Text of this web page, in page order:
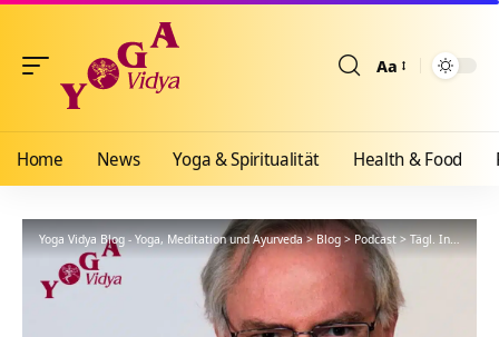
Aa
Home News Yoga & Spiritualität Health & Food
Yoga Vidya Blog - Yoga, Meditation und Ayurveda>Blog>Podcast>Tägl. Inspiration